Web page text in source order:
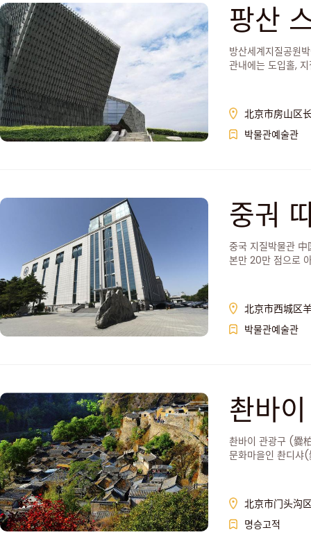
팡산
物馆
방산세계지질공원
관내에는 도입홀,
北京市房山区
박물관예술관
중궈
중국 지질박물관
본만 20만 점으로
北京市西城区
박물관예술관
촨바
촨바이 관광구 (爨
문화마을인 촨디
北京市门头沟
명승고적